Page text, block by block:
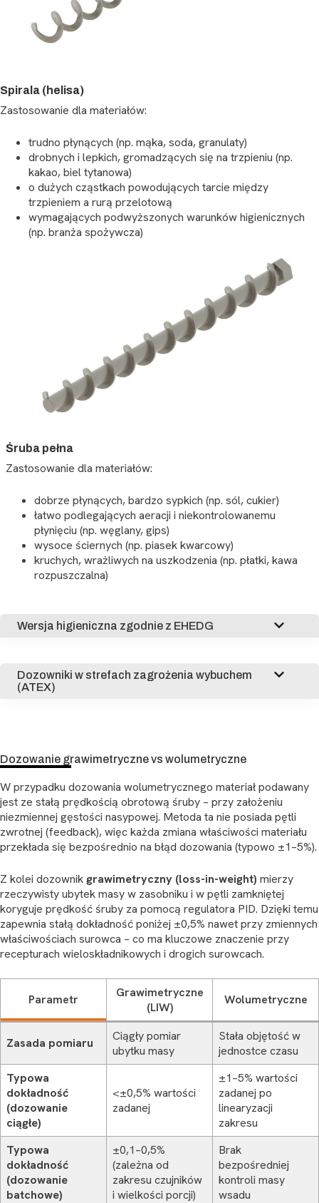
Spirala (helisa)
Zastosowanie dla materiałów:
trudno płynących (np. mąka, soda, granulaty)
drobnych i lepkich, gromadzących się na trzpieniu (np.
kakao, biel tytanowa)
o dużych cząstkach powodujących tarcie między
trzpieniem a rurą przelotową
wymagających podwyższonych warunków higienicznych
(np. branża spożywcza)
Śruba pełna
Zastosowanie dla materiałów:
dobrze płynących, bardzo sypkich (np. sól, cukier)
łatwo podlegających aeracji i niekontrolowanemu
płynięciu (np. węglany, gips)
wysoce ściernych (np. piasek kwarcowy)
kruchych, wrażliwych na uszkodzenia (np. płatki, kawa
rozpuszczalna)
Wersja higieniczna zgodnie z EHEDG
Dozowniki w strefach zagrożenia wybuchem
(ATEX)
Dozowanie grawimetryczne vs wolumetryczne
W przypadku dozowania wolumetrycznego materiał podawany
jest ze stałą prędkością obrotową śruby – przy założeniu
niezmiennej gęstości nasypowej. Metoda ta nie posiada pętli
zwrotnej (feedback), więc każda zmiana właściwości materiału
przekłada się bezpośrednio na błąd dozowania (typowo ±1–5%).
Z kolei dozownikgrawimetryczny (loss-in-weight) mierzy
rzeczywisty ubytek masy w zasobniku i w pętli zamkniętej
koryguje prędkość śruby za pomocą regulatora PID. Dzięki temu
zapewnia stałą dokładność poniżej ±0,5% nawet przy zmiennych
właściwościach surowca – co ma kluczowe znaczenie przy
recepturach wieloskładnikowych i drogich surowcach.
Parametr
Grawimetryczne
(LIW)
Wolumetryczne
Zasada pomiaru
Ciągły pomiar
ubytku masy
Stała objętość w
jednostce czasu
Typowa
dokładność
(dozowanie
ciągłe)
<±0,5% wartości
zadanej
±1–5% wartości
zadanej po
linearyzacji
zakresu
Typowa
dokładność
(dozowanie
batchowe)
±0,1–0,5%
(zależna od
zakresu czujników
i wielkości porcji)
Brak
bezpośredniej
kontroli masy
wsadu